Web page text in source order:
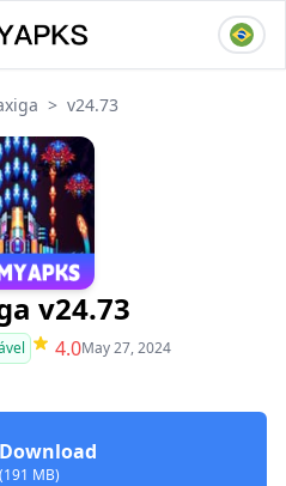
> v24.73
v24.73
4.0May 27, 2024
Download
(191 MB)